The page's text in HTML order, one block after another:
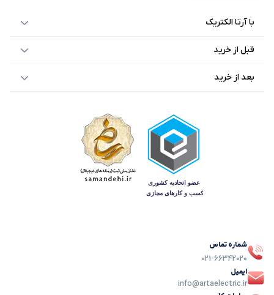
با آرتا الکتریک
قبل از خرید
بعد از خرید
شماره تماس
021-66342020
ایمیل
info@artaelectric.ir